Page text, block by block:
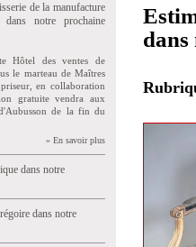
de la manufacture
dans notre prochaine
Hôtel des ventes de
le marteau de Maîtres
en collaboration
gratuite vendra aux
de la fin du
» En savoir plus
dans notre
dans notre
dans